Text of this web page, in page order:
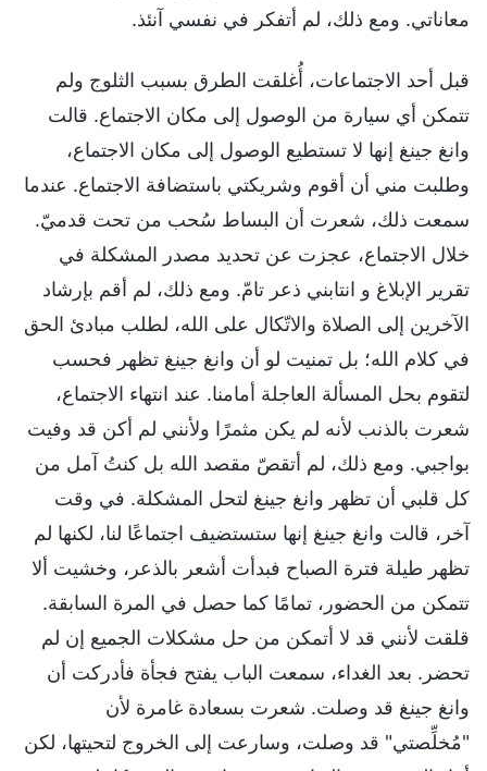
معاناتي. ومع ذلك، لم أتفكر في نفسي آنئذ.
قبل أحد الاجتماعات، أُغلقت الطرق بسبب الثلوج ولم
تتمكن أي سيارة من الوصول إلى مكان الاجتماع. قالت
وانغ جينغ إنها لا تستطيع الوصول إلى مكان الاجتماع،
وطلبت مني أن أقوم وشريكتي باستضافة الاجتماع. عندما
سمعت ذلك، شعرت أن البساط سُحب من تحت قدميّ.
خلال الاجتماع، عجزت عن تحديد مصدر المشكلة في
تقرير الإبلاغ و انتابني ذعر تامّ. ومع ذلك، لم أقم بإرشاد
الآخرين إلى الصلاة والاتّكال على الله، لطلب مبادئ الحق
في كلام الله؛ بل تمنيت لو أن وانغ جينغ تظهر فحسب
لتقوم بحل المسألة العاجلة أمامنا. عند انتهاء الاجتماع،
شعرت بالذنب لأنه لم يكن مثمرًا ولأنني لم أكن قد وفيت
بواجبي. ومع ذلك، لم أتقصّ مقصد الله بل كنتُ آمل من
كل قلبي أن تظهر وانغ جينغ لتحل المشكلة. في وقت
آخر، قالت وانغ جينغ إنها ستستضيف اجتماعًا لنا، لكنها لم
تظهر طيلة فترة الصباح فبدأت أشعر بالذعر، وخشيت ألا
تتمكن من الحضور، تمامًا كما حصل في المرة السابقة.
قلقت لأنني قد لا أتمكن من حل مشكلات الجميع إن لم
تحضر. بعد الغداء، سمعت الباب يفتح فجأة فأدركت أن
وانغ جينغ قد وصلت. شعرت بسعادة غامرة لأن
"مُخلِّصتي" قد وصلت، وسارعت إلى الخروج لتحيتها، لكن